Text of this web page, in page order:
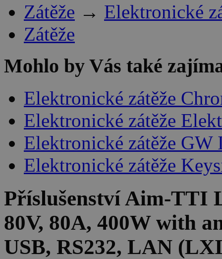
Zátěže → Elektronické
Zátěže
Mohlo by Vás také
Elektronické zátěže
Elektronické zátěže
Elektronické zátěže GW
Elektronické zátěže
PříslušenstvíAim-TTI
80V, 80A, 400W with
USB, RS232, LAN